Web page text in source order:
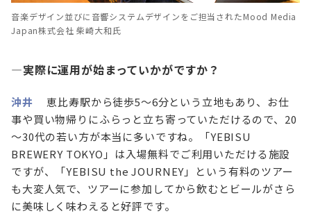
音楽デザイン並びに音響システムデザインをご担当されたMood Media
Japan株式会社 柴崎大和氏
—実際に運用が始まっていかがですか？
沖井
恵比寿駅から徒歩5～6分という立地もあり、お仕
事や買い物帰りにふらっと立ち寄っていただけるので、20
～30代の若い方が本当に多いですね。「YEBISU
BREWERY TOKYO」は入場無料でご利用いただける施設
ですが、「YEBISU the JOURNEY」という有料のツアー
も大変人気で、ツアーに参加してから飲むとビールがさら
に美味しく味わえると好評です。